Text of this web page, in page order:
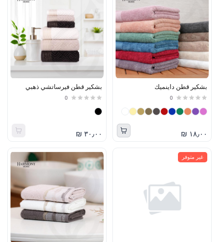
بشكير قطن داينميك
0
١٨٫٠٠ ₪
بشكير قطن فيرساتشي ذهبي
0
٣٠٫٠٠ ₪
غير متوفر